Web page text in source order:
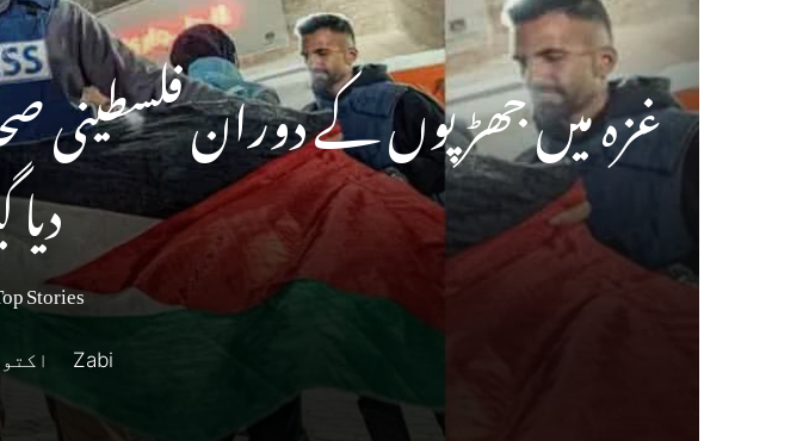
غزہ میں جھڑپوں کے دوران فلسطینی
Stories
Zabi اکتوبر